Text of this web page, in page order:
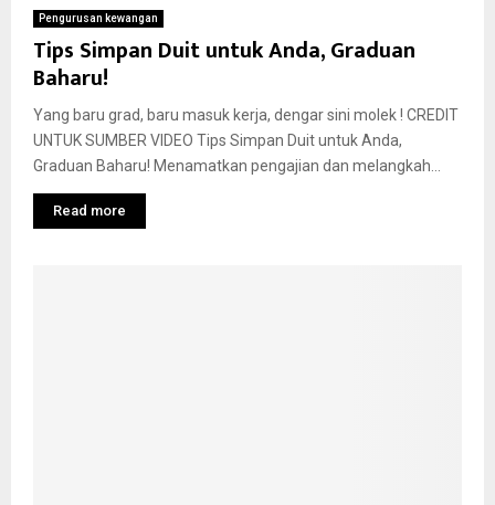
Pengurusan kewangan
Tips Simpan Duit untuk Anda, Graduan
Baharu!
Yang baru grad, baru masuk kerja, dengar sini molek ! CREDIT
UNTUK SUMBER VIDEO Tips Simpan Duit untuk Anda,
Graduan Baharu! Menamatkan pengajian dan melangkah...
Read more